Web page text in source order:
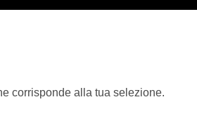
corrisponde alla tua selezione.